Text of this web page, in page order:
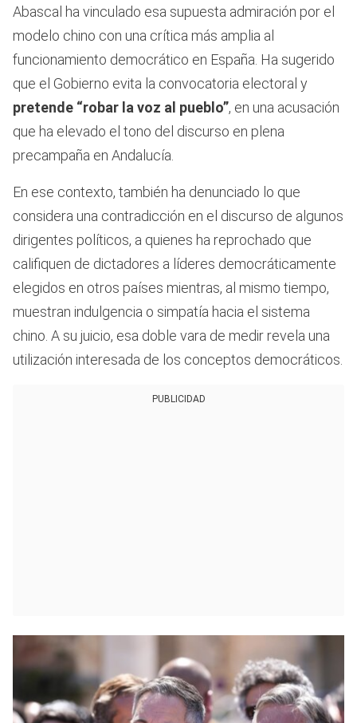
Abascal ha vinculado esa supuesta admiración por el
modelo chino con una crítica más amplia al
funcionamiento democrático en España. Ha sugerido
que el Gobierno evita la convocatoria electoral y
pretende “robar la voz al pueblo”, en una acusación
que ha elevado el tono del discurso en plena
precampaña en Andalucía.
En ese contexto, también ha denunciado lo que
considera una contradicción en el discurso de algunos
dirigentes políticos, a quienes ha reprochado que
califiquen de dictadores a líderes democráticamente
elegidos en otros países mientras, al mismo tiempo,
muestran indulgencia o simpatía hacia el sistema
chino. A su juicio, esa doble vara de medir revela una
utilización interesada de los conceptos democráticos.
PUBLICIDAD